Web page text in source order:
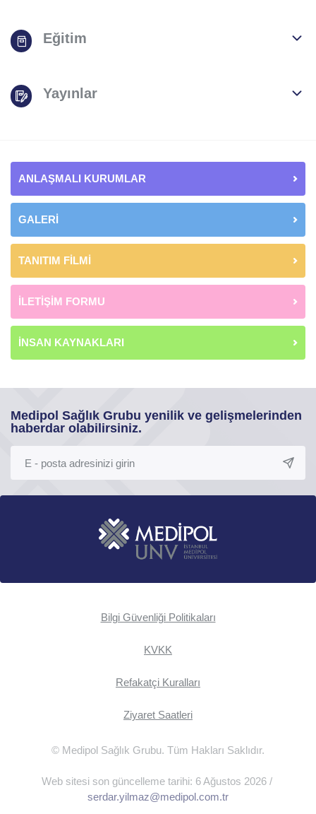
Eğitim
Yayınlar
ANLAŞMALI KURUMLAR
GALERİ
TANITIM FİLMİ
İLETİŞİM FORMU
İNSAN KAYNAKLARI
Medipol Sağlık Grubu yenilik ve gelişmelerinden
haberdar olabilirsiniz.
Bilgi Güvenliği Politikaları
KVKK
Refakatçi Kuralları
Ziyaret Saatleri
© Medipol Sağlık Grubu. Tüm Hakları Saklıdır.
Web sitesi son güncelleme tarihi: 6 Ağustos 2026 /
serdar.yilmaz@medipol.com.tr